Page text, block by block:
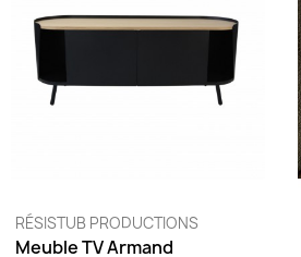
RÉSISTUB PRODUCTIONS
Meuble TV Armand